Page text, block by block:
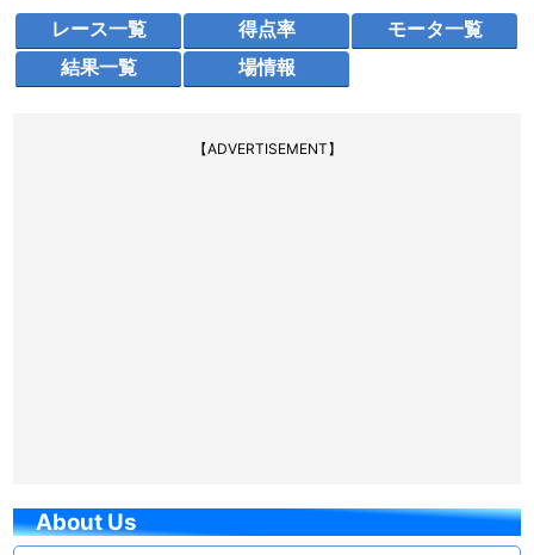
レース一覧 得点率
モータ一覧
結果一覧
場情報
【ADVERTISEMENT】
About Us